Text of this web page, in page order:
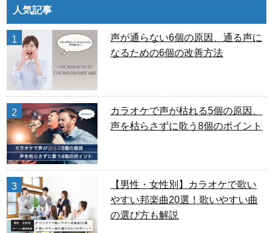
人気記事
1
声が通らない6個の原因、通る声に
なるための6個の改善方法
2
カラオケで声が枯れる5個の原因、
声を枯らさずに歌う8個のポイント
3
【男性・女性別】カラオケで歌い
やすい邦楽曲20選！歌いやすい曲
の選び方も解説